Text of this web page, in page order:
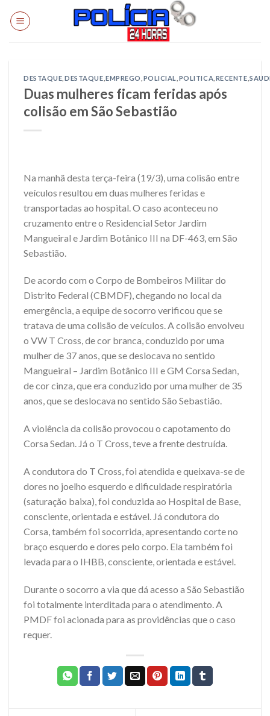
DESTAQUE ,DESTAQUE ,EMPREGO POLICIAL POLITICA RECENTE ,
Duas mulheres ficam feridas após
colisão em São Sebastião
Na manhã desta terça-feira (19/3), uma colisão entre
veículos resultou em duas mulheres feridas e
transportadas ao hospital. O caso aconteceu no
cruzamento entre o Residencial Setor Jardim
Mangueiral e Jardim Botânico III na DF-463, em São
Sebastião.
De acordo com o Corpo de Bombeiros Militar do
Distrito Federal (CBMDF), chegando no local da
emergência, a equipe de socorro verificou que se
tratava de uma colisão de veículos. A colisão envolveu
o VW T Cross, de cor branca, conduzido por uma
mulher de 37 anos, que se deslocava no sentido
Mangueiral – Jardim Botânico III e GM Corsa Sedan,
de cor cinza, que era conduzido por uma mulher de 35
anos, que se deslocava no sentido São Sebastião.
A violência da colisão provocou o capotamento do
Corsa Sedan. Já o T Cross, teve a frente destruída.
A condutora do T Cross, foi atendida e queixava-se de
dores no joelho esquerdo e dificuldade respiratória
(saturação baixa), foi conduzida ao Hospital de Base,
consciente, orientada e estável. Já condutora do
Corsa, também foi socorrida, apresentando corte no
braço esquerdo e dores pelo corpo. Ela também foi
levada para o IHBB, consciente, orientada e estável.
Durante o socorro a via que dá acesso a São Sebastião
foi totalmente interditada para o atendimento. A
PMDF foi acionada para as providências que o caso
requer.